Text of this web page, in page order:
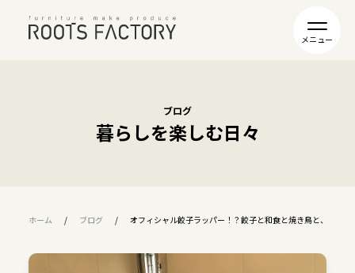
ブログ
暮らしを楽しむ日々
ホーム ブログ オフィシャル餃子ラッパー！？餃子と和食と焼き鳥と、家具